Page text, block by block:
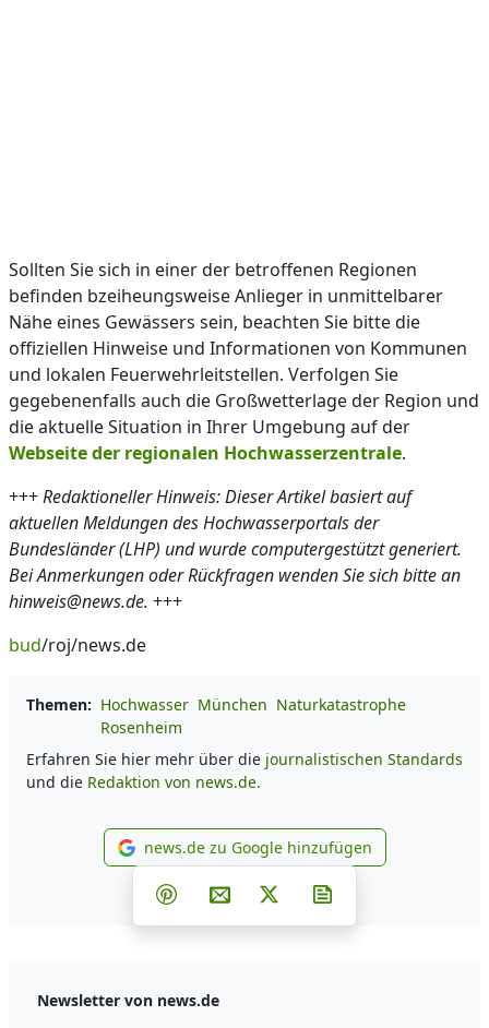
Sollten Sie sich in einer der betroffenen Regionen
befinden bzeiheungsweise Anlieger in unmittelbarer
Nähe eines Gewässers sein, beachten Sie bitte die
offiziellen Hinweise und Informationen von Kommunen
und lokalen Feuerwehrleitstellen. Verfolgen Sie
gegebenenfalls auch die Großwetterlage der Region und
die aktuelle Situation in Ihrer Umgebung auf der
Webseite der regionalen Hochwasserzentrale.
+++Redaktioneller Hinweis: Dieser Artikel basiert auf
aktuellen Meldungen des Hochwasserportals der
Bundesländer (LHP) und wurde computergestützt generiert.
Bei Anmerkungen oder Rückfragen wenden Sie sich bitte an
hinweis@news.de. +++
bud/roj/news.de
Themen: Hochwasser München Naturkatastrophe
Rosenheim
Erfahren Sie hier mehr über die journalistischen Standards
und die Redaktion von news.de.
news.de zu Google
news.de zu Google hinzufügen
Teilen auf Facebook
Teilen auf Whatsapp
Teilen auf Telegram
Teilen auf Pinterest
Per E-Mail teilen
Post auf X
Newsletter von news.de